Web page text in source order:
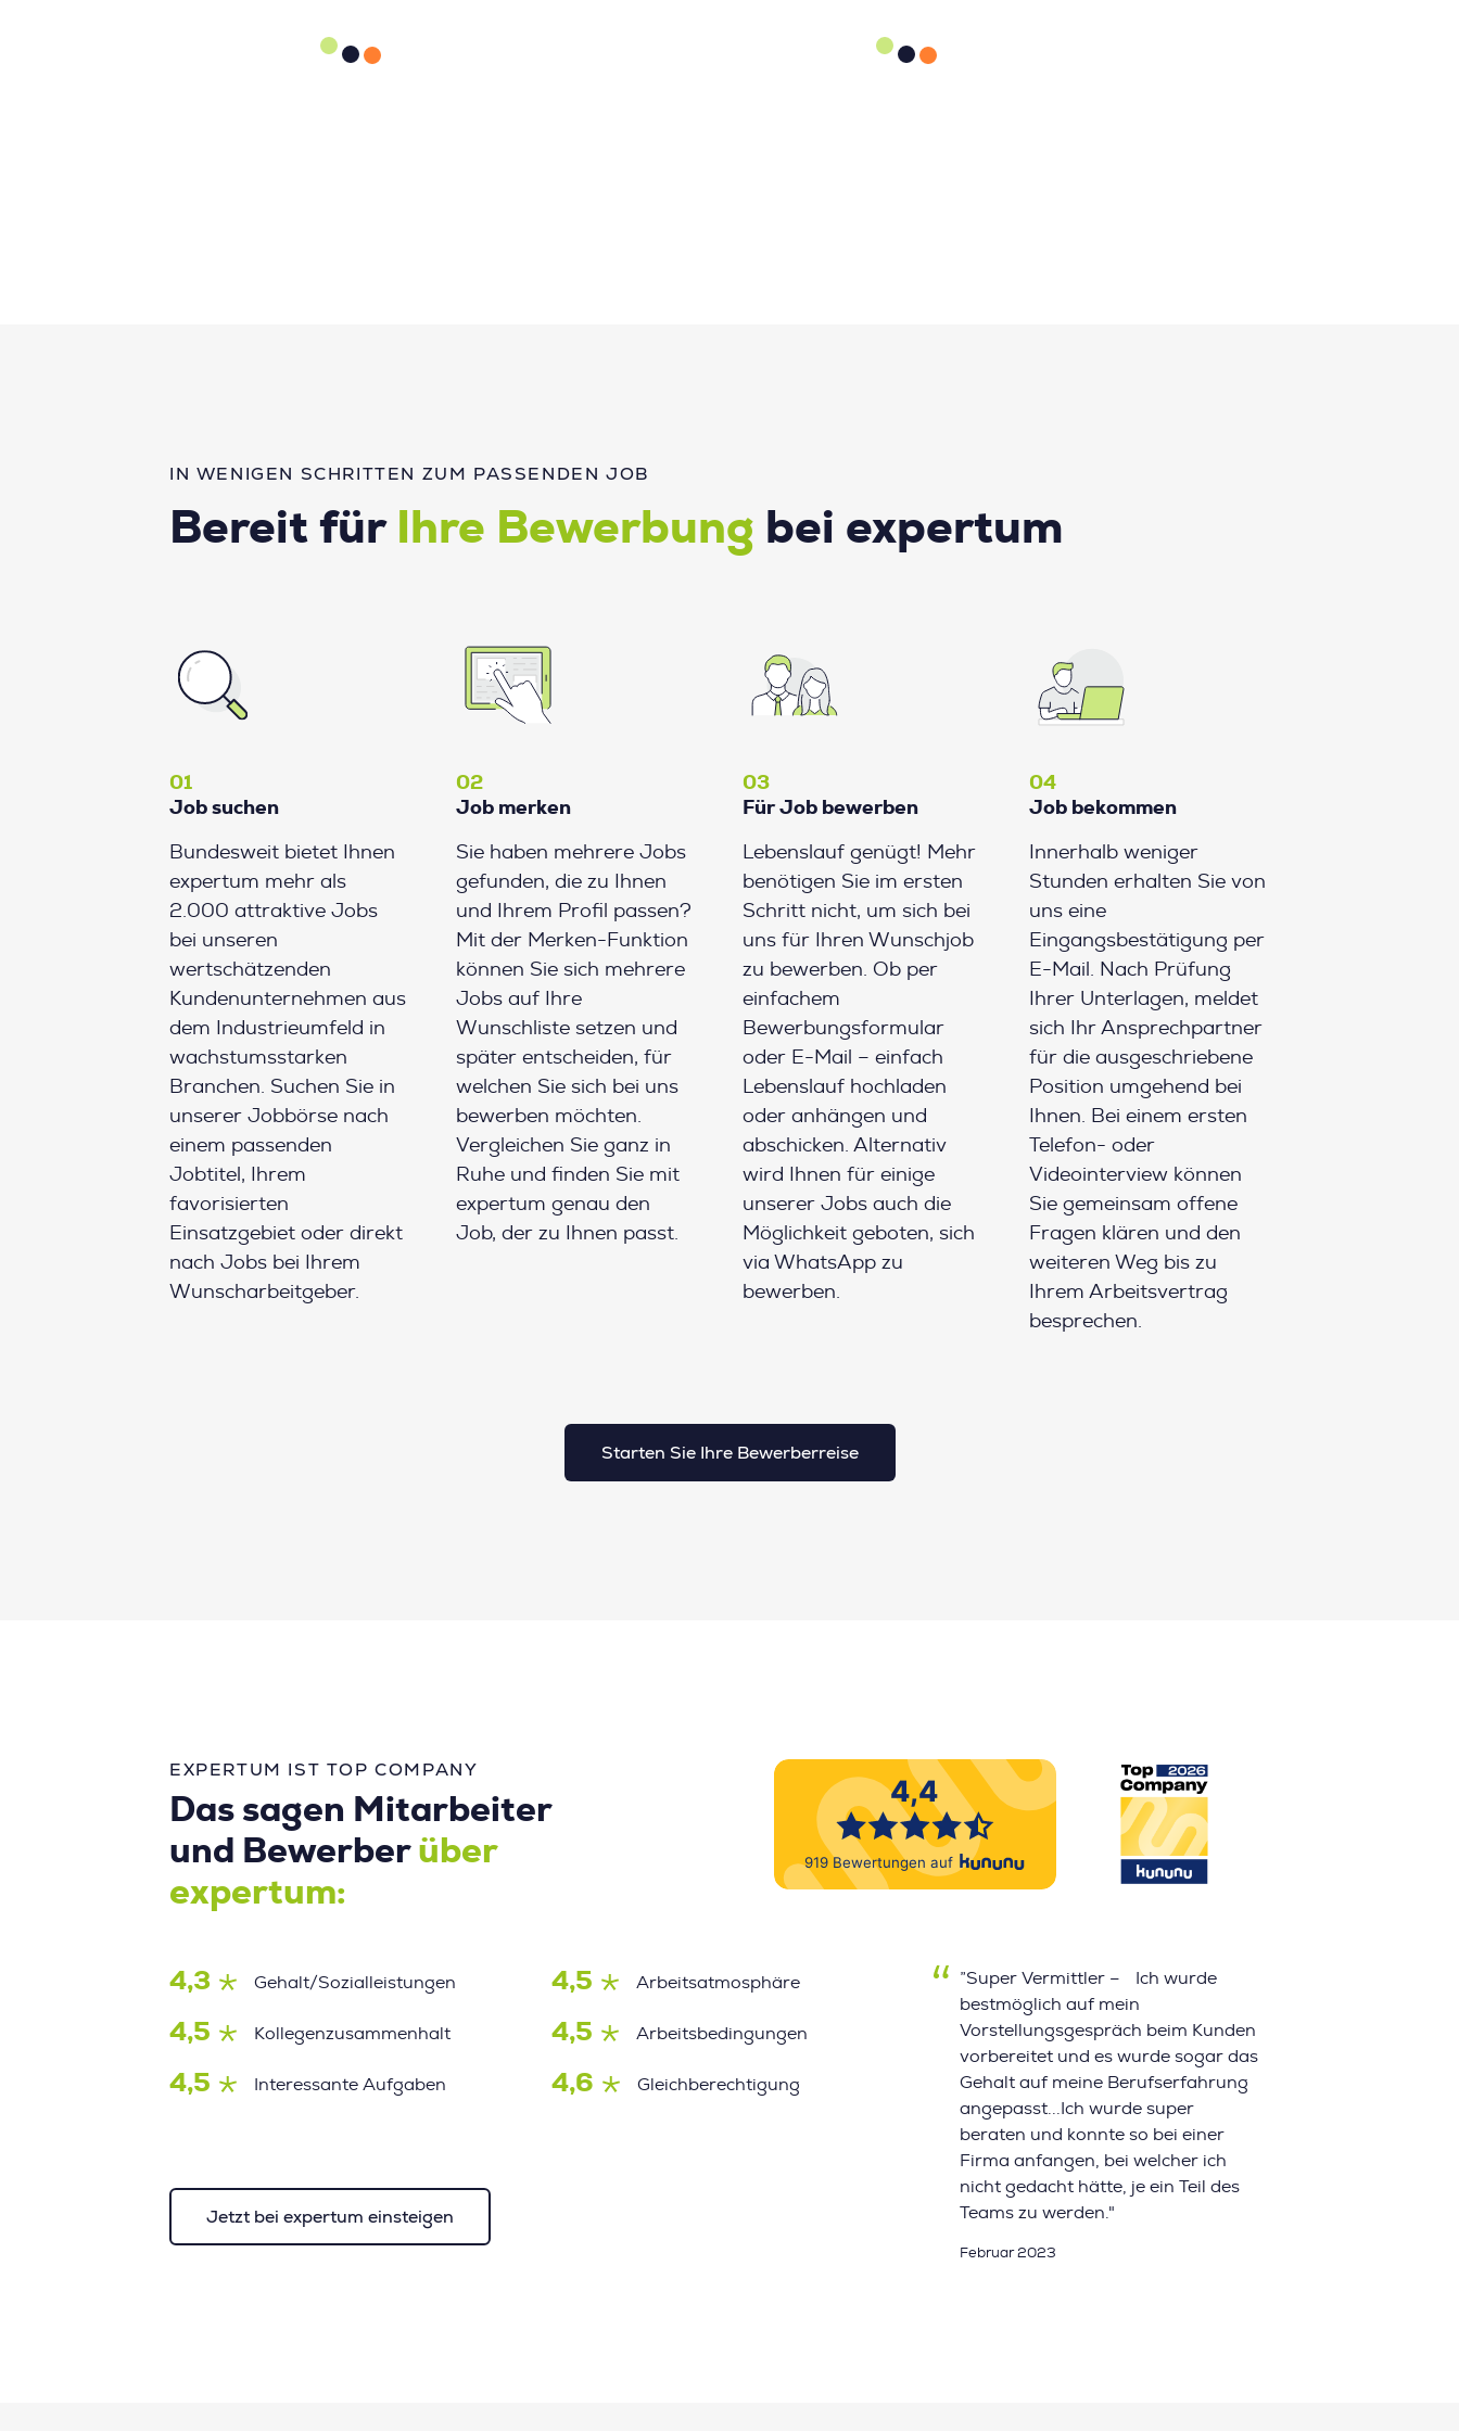
IN WENIGEN SCHRITTEN ZUM PASSENDEN JOB
Bereit für Ihre Bewerbung bei expertum
01
Job suchen
Bundesweit bietet Ihnen
expertum mehr als
2.000 attraktive Jobs
bei unseren
wertschätzenden
Kundenunternehmen aus
dem Industrieumfeld in
wachstumsstarken
Branchen. Suchen Sie in
unserer Jobbörse nach
einem passenden
Jobtitel, Ihrem
favorisierten
Einsatzgebiet oder direkt
nach Jobs bei Ihrem
Wunscharbeitgeber.
02
Job merken
Sie haben mehrere Jobs
gefunden, die zu Ihnen
und Ihrem Profil passen?
Mit der Merken-Funktion
können Sie sich mehrere
Jobs auf Ihre
Wunschliste setzen und
später entscheiden, für
welchen Sie sich bei uns
bewerben möchten.
Vergleichen Sie ganz in
Ruhe und finden Sie mit
expertum genau den
Job, der zu Ihnen passt.
03
Für Job bewerben
Lebenslauf genügt! Mehr
benötigen Sie im ersten
Schritt nicht, um sich bei
uns für Ihren Wunschjob
zu bewerben. Ob per
einfachem
Bewerbungsformular
oder E-Mail – einfach
Lebenslauf hochladen
oder anhängen und
abschicken. Alternativ
wird Ihnen für einige
unserer Jobs auch die
Möglichkeit geboten, sich
via WhatsApp zu
bewerben.
04
Job bekommen
Innerhalb weniger
Stunden erhalten Sie von
uns eine
Eingangsbestätigung per
E-Mail. Nach Prüfung
Ihrer Unterlagen, meldet
sich Ihr Ansprechpartner
für die ausgeschriebene
Position umgehend bei
Ihnen. Bei einem ersten
Telefon- oder
Videointerview können
Sie gemeinsam offene
Fragen klären und den
weiteren Weg bis zu
Ihrem Arbeitsvertrag
besprechen.
Starten Sie Ihre Bewerberreise
EXPERTUM IST TOP COMPANY
Das sagen Mitarbeiter
und Bewerber über
expertum:
4,3 Gehalt/Sozialleistungen 4,5 Arbeitsatmosphäre
4,5 Kollegenzusammenhalt 4,5 Arbeitsbedingungen
4,5 Interessante Aufgaben 4,6 Gleichberechtigung
Jetzt bei expertum einsteigen
”Super Vermittler – Ich wurde
bestmöglich auf mein
Vorstellungsgespräch beim Kunden
vorbereitet und es wurde sogar das
Gehalt auf meine Berufserfahrung
angepasst...Ich wurde super
beraten und konnte so bei einer
Firma anfangen, bei welcher ich
nicht gedacht hätte, je ein Teil des
Teams zu werden."
Februar 2023